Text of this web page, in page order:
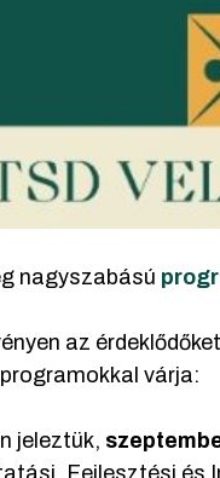
nagyszabású
az
várja:
jeleztük,
Fejlesztési és